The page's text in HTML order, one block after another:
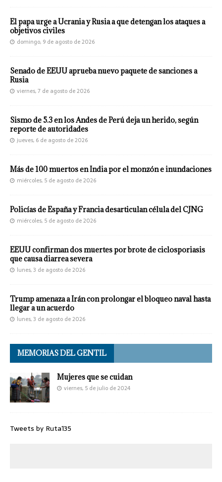
El papa urge a Ucrania y Rusia a que detengan los ataques a
objetivos civiles
domingo, 9 de agosto de 2026
Senado de EEUU aprueba nuevo paquete de sanciones a
Rusia
viernes, 7 de agosto de 2026
Sismo de 5.3 en los Andes de Perú deja un herido, según
reporte de autoridades
jueves, 6 de agosto de 2026
Más de 100 muertos en India por el monzón e inundaciones
miércoles, 5 de agosto de 2026
Policías de España y Francia desarticulan célula del CJNG
miércoles, 5 de agosto de 2026
EEUU confirman dos muertes por brote de ciclosporiasis
que causa diarrea severa
lunes, 3 de agosto de 2026
Trump amenaza a Irán con prolongar el bloqueo naval hasta
llegar a un acuerdo
lunes, 3 de agosto de 2026
MEMORIAS DEL GENTIL
Mujeres que se cuidan
viernes, 5 de julio de 2024
Tweets by Ruta135